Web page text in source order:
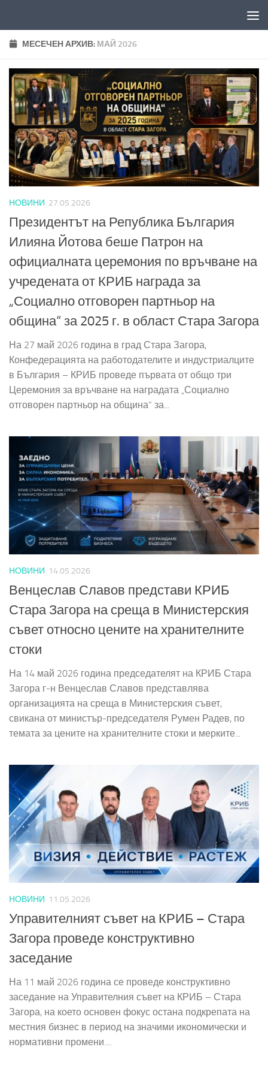
МЕСЕЧЕН АРХИВ: МАЙ 2026
НОВИНИ 27.05.2026
Президентът на Република България
Илияна Йотова беше Патрон на
официалната церемония по връчване на
учредената от КРИБ награда за
„Социално отговорен партньор на
община“ за 2025 г. в област Стара Загора
На 27 май 2026 година в град Стара Загора,
Конфедерацията на работодателите и индустриалците
в България – КРИБ проведе първата от общо три
Церемония за връчване на наградата „Социално
отговорен партньор на община“ за...
НОВИНИ 14.05.2026
Венцеслав Славов представи КРИБ
Стара Загора на среща в Министерския
съвет относно цените на хранителните
стоки
На 14 май 2026 година председателят на КРИБ Стара
Загора г-н Венцеслав Славов представлява
организацията на среща в Министерския съвет,
свикана от министър-председателя Румен Радев, по
темата за цените на хранителните стоки и мерките...
НОВИНИ 11.05.2026
Управителният съвет на КРИБ – Стара
Загора проведе конструктивно
заседание
На 11 май 2026 година се проведе конструктивно
заседание на Управителния съвет на КРИБ – Стара
Загора, на което основен фокус остана подкрепата на
местния бизнес в период на значими икономически и
нормативни промени....